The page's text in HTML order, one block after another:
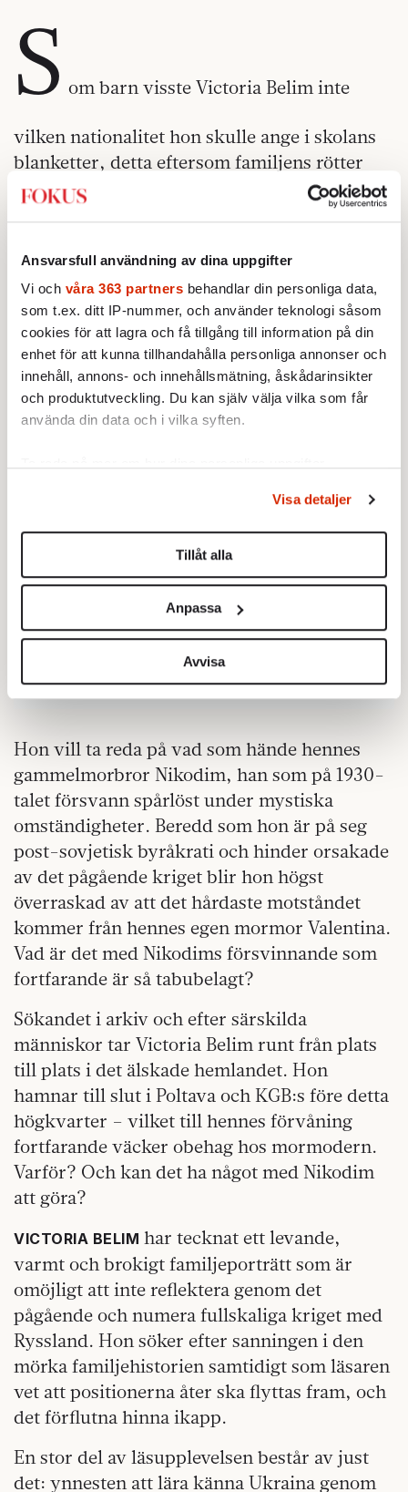
Ansvarsfull användning av dina uppgifter
Vi och våra 363 partners behandlar din personliga data,
som t.ex. ditt IP-nummer, och använder teknologi såsom
cookies för att lagra och få tillgång till information på din
enhet för att kunna tillhandahålla personliga annonser och
innehåll, annons- och innehållsmätning, åskådarinsikter
och produktutveckling. Du kan själv välja vilka som får
använda din data och i vilka syften.
Du kan ändra eller dra tillbaka ditt samtycke när som
helst från cookie-förklaringen.
Vi använder enhetsidentifierare för att anpassa innehållet
för sociala medier och analysera vår trafik. Vi
vidarebefordrar även sådana identifierare och annan
information från din enhet till de sociala medier och
annons- och analysföretag som vi samarbetar med.
Dessa kan i sin tur kombinera informationen med annan
samlat in när du har använt deras tjänster.
Om du vill läsa mer om hur vi hanterar personuppgifter
kan du göra det
Visa detaljer
Tillåt alla
Anpassa
Avvisa
S om barn visste Victoria Belim inte
vilken nationalitet hon skulle ange i skolans
blanketter, detta eftersom familjens rötter
spretade åt olika håll, liksom språken och
kulturerna. ”Jag hade inte fått lära mig att
eller ras…”, skriver hon för att understryka
hur osannolikt det känns att konflikten
mellan Ukraina och Ryssland ska ”komma att
påverka” hennes ”egen släkt”.
Röda sirenerär en rik berättelse skriven av en
författare vars desperata tonläge tränger
igenom alla barriärer. Victoria Belim är en
till krigets Ukraina för att nysta i en
välbevarad familjehemlighet.
Röda sirener. En ukrainsk familjehistoria
Belim. Brombergs förlag.
Översättning: Inger Johansson
Hon vill ta reda på vad som hände hennes
gammelmorbror Nikodim, han som på 1930-
talet försvann spårlöst under mystiska
omständigheter. Beredd som hon är på seg
post-sovjetisk byråkrati och hinder orsakade
av det pågående kriget blir hon högst
överraskad av att det hårdaste motståndet
kommer från hennes egen mormor Valentina.
Vad är det med Nikodims försvinnande som
fortfarande är så tabubelagt?
Sökandet i arkiv och efter särskilda
människor tar Victoria Belim runt från plats
till plats i det älskade hemlandet. Hon
hamnar till slut i Poltava och KGB:s före detta
högkvarter – vilket till hennes förvåning
fortfarande väcker obehag hos mormodern.
Varför? Och kan det ha något med Nikodim
att göra?
VICTORIA BELIM har tecknat ett levande,
varmt och brokigt familjeporträtt som är
omöjligt att inte reflektera genom det
pågående och numera fullskaliga kriget med
Ryssland. Hon söker efter sanningen i den
mörka familjehistorien samtidigt som läsaren
vet att positionerna åter ska flyttas fram, och
det förflutna hinna ikapp.
En stor del av läsupplevelsen består av just
det: ynnesten att lära känna Ukraina genom